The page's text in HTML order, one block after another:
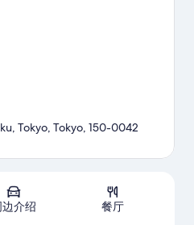
地图
Tokyo, Tokyo, 150-0042
边介绍 餐厅